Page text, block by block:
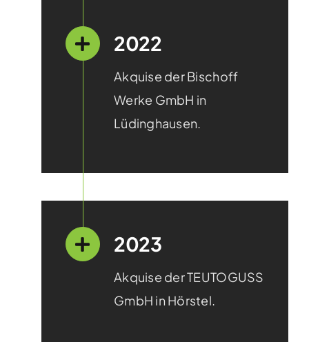
2022
Akquise der Bischoff
Werke GmbH in
Lüdinghausen.
2023
Akquise der TEUTOGUSS
GmbH in Hörstel.